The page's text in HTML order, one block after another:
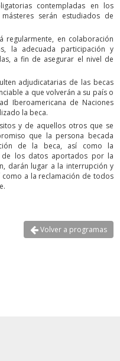
contempladas en los
serán estudiados de
regularmente, en colaboración
la adecuada participación y
a fin de asegurar el nivel de
adjudicatarias de las becas
a que volverán a su país o
Iberoamericana de Naciones
la beca.
y de aquellos otros que se
que la persona becada
de la beca, así como la
de los datos aportados por la
darán lugar a la interrupción y
a la reclamación de todos
Volver a programas